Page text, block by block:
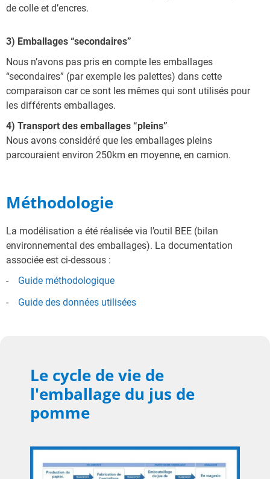
de colle et d’encres.
3) Emballages “secondaires”
Nous n’avons pas pris en compte les emballages
“secondaires” (par exemple les palettes) dans cette
comparaison car ce sont les mêmes qui sont utilisés pour
les différents emballages.
4) Transport des emballages “pleins”
Nous avons considéré que les emballages pleins
parcouraient environ 250km en moyenne, en camion.
Méthodologie
La modélisation a été réalisée via l’outil BEE (bilan
environnemental des emballages). La documentation
associée est ci-dessous :
Guide méthodologique
Guide des données utilisées
Le cycle de vie de
l'emballage du jus de
pomme